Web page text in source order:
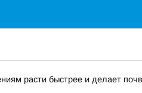
расти быстрее и делает